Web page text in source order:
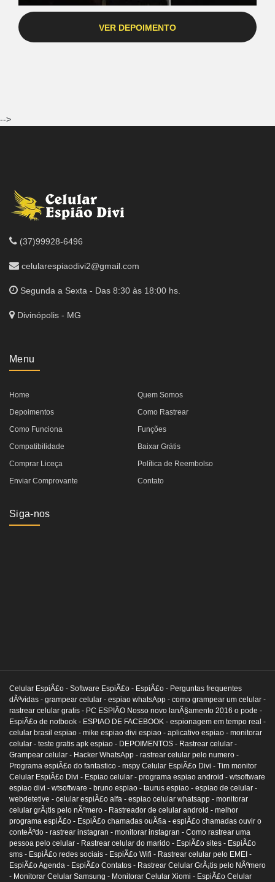
VER DEPOIMENTO
-->
(37)99928-6496
celularespiaodivi2@gmail.com
Segunda a Sexta - Das 8:30 às 18:00 hs.
Divinópolis - MG
Menu
Home
Quem Somos
Depoimentos
Como Rastrear
Como Funciona
Funções
Compatibilidade
Baixar Grátis
Comprar Liceça
Política de Reembolso
Enviar Comprovante
Contato
Siga-nos
Celular EspiÃ£o - Software EspiÃ£o - EspiÃ£o - Perguntas frequentes
dÃºvidas - grampear celular - espiao whatsApp - como grampear um celular -
rastrear celular gratis - PC ESPIÃO Nosso novo lanÃ§amento 2016 o pode -
EspiÃ£o de notbook - ESPIAO DE FACEBOOK - espionagem em tempo real -
celular brasil espiao - mike espiao divi espiao - aplicativo espiao - monitorar
celular - teste gratis apk espiao - DEPOIMENTOS - Rastrear celular -
Grampear celular - Hacker WhatsApp - rastrear celular pelo numero -
Programa espiÃ£o do fantastico - mspy Celular EspiÃ£o Divi - Tim monitor
Celular EspiÃ£o Divi - Espiao celular - programa espiao android - wtsoftware
espiao divi - wtsoftware - bruno espiao - taurus espiao - espiao de celular -
webdetetive - celular espiÃ£o alfa - espiao celular whatsapp - monitorar
celular grÃ¡tis pelo nÃºmero - Rastreador de celular android - melhor
programa espiÃ£o - EspiÃ£o chamadas ouÃ§a - espiÃ£o chamadas ouvir o
conteÃºdo - rastrear instagran - monitorar instagran - Como rastrear uma
pessoa pelo celular - Rastrear celular do marido - EspiÃ£o sites - EspiÃ£o
sms - EspiÃ£o redes sociais - EspiÃ£o Wifi - Rastrear celular pelo EMEI -
EspiÃ£o Agenda - EspiÃ£o Contatos - Rastrear Celular GrÃ¡tis pelo NÃºmero
- Monitorar Celular Samsung - Monitorar Celular Xiomi - EspiÃ£o Celular